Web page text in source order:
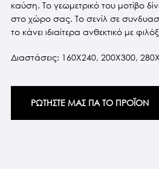
καύση. Το γεωμετρικό του μοτίβο
στο χώρο σας. Το σενίλ σε
το κάνει ιδιαίτερα ανθεκτικό με
Διαστάσεις: 160X240, 200X300,
ΡΩΤΗΣΤΕ ΜΑΣ ΓΙΑ ΤΟ ΠΡΟΪΟΝ